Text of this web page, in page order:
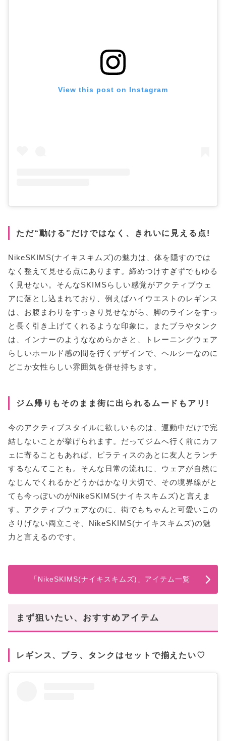
View this post on Instagram
ただ“動ける”だけではなく、きれいに見える点!
NikeSKIMS(ナイキスキムズ)の魅力は、体を隠すのでは
なく整えて見せる点にあります。締めつけすぎずでもゆる
く見せない。そんなSKIMSらしい感覚がアクティブウェ
アに落とし込まれており、例えばハイウエストのレギンス
は、お腹まわりをすっきり見せながら、脚のラインをすっ
と長く引き上げてくれるような印象に。またブラやタンク
は、インナーのようななめらかさと、トレーニングウェア
らしいホールド感の間を行くデザインで、ヘルシーなのに
どこか女性らしい雰囲気を併せ持ちます。
ジム帰りもそのまま街に出られるムードもアリ!
今のアクティブスタイルに欲しいものは、運動中だけで完
結しないことが挙げられます。だってジムへ行く前にカフ
ェに寄ることもあれば、ピラティスのあとに友人とランチ
するなんてことも。そんな日常の流れに、ウェアが自然に
なじんでくれるかどうかはかなり大切で、その境界線がと
ても今っぽいのがNikeSKIMS(ナイキスキムズ)と言えま
す。アクティブウェアなのに、街でもちゃんと可愛いこの
さりげない両立こそ、NikeSKIMS(ナイキスキムズ)の魅
力と言えるのです。
「NikeSKIMS(ナイキスキムズ)」アイテム一覧
まず狙いたい、おすすめアイテム
レギンス、ブラ、タンクはセットで揃えたい♡